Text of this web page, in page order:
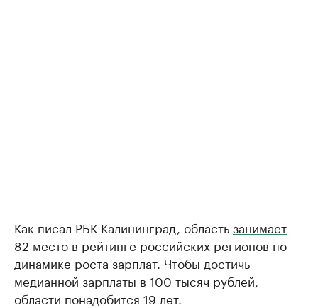
Как писал РБК Калининград, областьзанимает
82 место в рейтинге российских регионов по
динамике роста зарплат. Чтобы достичь
медианной зарплаты в 100 тысяч рублей,
области понадобится 19 лет.